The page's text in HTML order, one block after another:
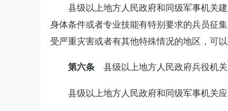
县级以上地方人民政府和同级军事机关
身体条件或者专业技能有特别要求的兵员征
受严重灾害或者有其他特殊情况的地区，可以
第六条 县级以上地方人民政府兵役机
县级以上地方人民政府和同级军事机关